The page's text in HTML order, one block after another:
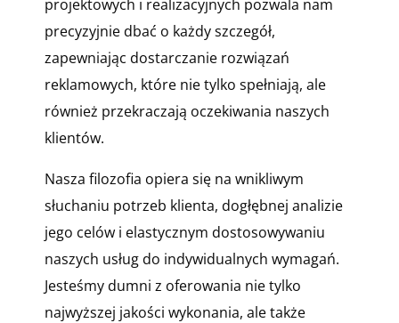
projektowych i realizacyjnych pozwala nam
precyzyjnie dbać o każdy szczegół,
zapewniając dostarczanie rozwiązań
reklamowych, które nie tylko spełniają, ale
również przekraczają oczekiwania naszych
klientów.
Nasza filozofia opiera się na wnikliwym
słuchaniu potrzeb klienta, dogłębnej analizie
jego celów i elastycznym dostosowywaniu
naszych usług do indywidualnych wymagań.
Jesteśmy dumni z oferowania nie tylko
najwyższej jakości wykonania, ale także